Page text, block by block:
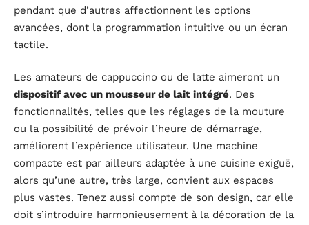
pendant que d’autres affectionnent les options
avancées, dont la programmation intuitive ou un écran
tactile.
Les amateurs de cappuccino ou de latte aimeront un
dispositif avec un mousseur de lait intégré. Des
fonctionnalités, telles que les réglages de la mouture
ou la possibilité de prévoir l’heure de démarrage,
améliorent l’expérience utilisateur. Une machine
compacte est par ailleurs adaptée à une cuisine exiguë,
alors qu’une autre, très large, convient aux espaces
plus vastes. Tenez aussi compte de son design, car elle
doit s’introduire harmonieusement à la décoration de la